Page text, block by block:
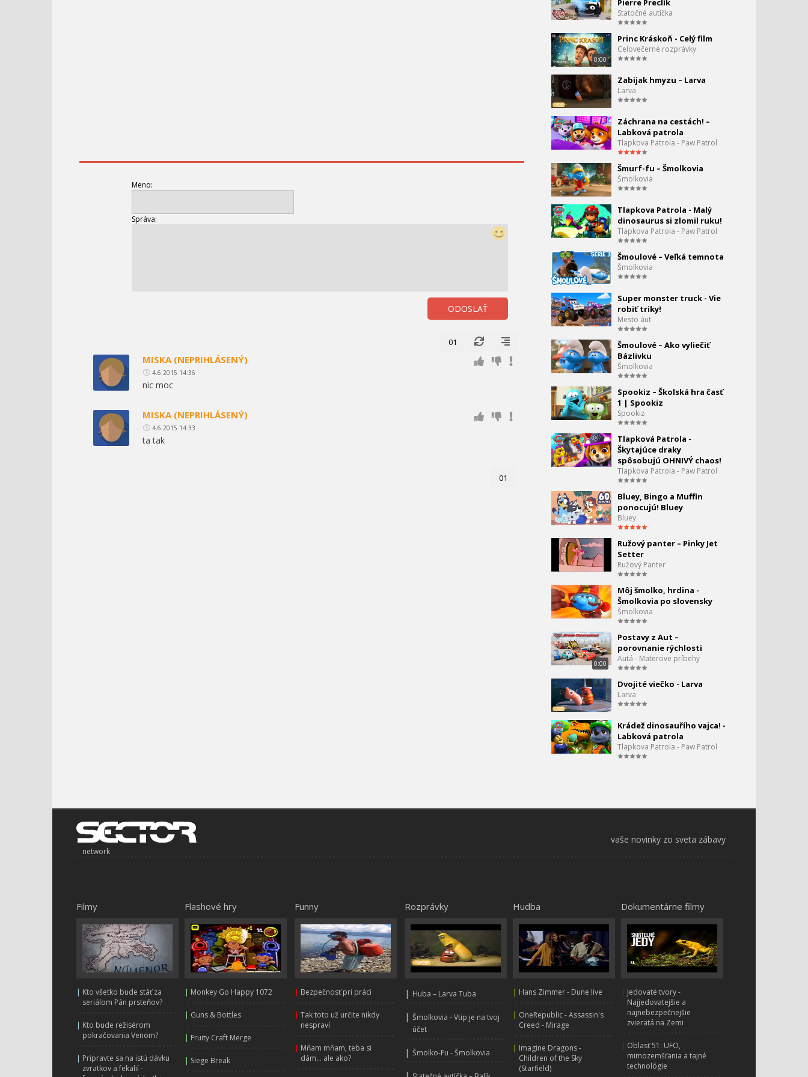
6:21
6:27
Ružový panter - Trubadúr
6:21
108.
6:26
109.
6:24
110.
Ružový panter - Salmon
6:20
111. Ružový panter - The Cob
6:24
112. Ružový panter - da Vinci
6:18
113. Ružový panter - Let
114. Ružový panter - Lopata
6:22
115. Ružový panter - Vyhynutí
6:11
116.
Ružový panter - Put Pink
Put
6:51
117. Ružový panter - Doktor
6:24
Ružový panter - Na love
6:50
119. Ružový panter - Miláčik
6:25
120. Ružový panter - Ťažba
121.
Ružový panter - V
rozprávke
6:28
122. Ružový panter - Mágia
6:51
123. Ružový panter - Diéta
Ružový panter - Sprcha
Ružový panter - 3 hodiny
4 séria
0:00
129. Ružový panter - 30 minút
131.
Ružový panter - Inšpektor
Ružový panter - 35 minút
Meno:
Správa:
ODOSLAŤ
01
MISKA (NEPRIHLÁSENÝ)
4.6.2015 14:36
nic moc
MISKA (NEPRIHLÁSENÝ)
4.6.2015 14:33
ta tak
01
Pierre Preclík
Statočné autíčka
0:00
Princ Kráskoň - Celý film
Celovečerné rozprávky
Zabijak hmyzu – Larva
Larva
Záchrana na cestách! –
Labková patrola
Tlapkova Patrola - Paw Patrol
Šmurf-fu – Šmolkovia
Šmolkovia
Tlapkova Patrola - Malý
dinosaurus si zlomil ruku!
Tlapkova Patrola - Paw Patrol
Šmoulové – Veľká temnota
Šmolkovia
Super monster truck - Vie
robiť triky!
Mesto áut
Šmoulové – Ako vyliečiť
Bázlivku
Šmolkovia
Spookiz – Školská hra časť
1 | Spookiz
Spookiz
Tlapková Patrola -
Škytajúce draky
spôsobujú OHNIVÝ chaos!
Tlapkova Patrola - Paw Patrol
Bluey, Bingo a Muffin
ponocujú! Bluey
Bluey
Ružový panter – Pinky Jet
Setter
Ružový Panter
Môj šmolko, hrdina -
Šmolkovia po slovensky
Šmolkovia
0:00
Postavy z Aut –
porovnanie rýchlosti
Autá - Materove príbehy
Dvojité viečko - Larva
Larva
Krádež dinosauřího vajca! -
Labková patrola
Tlapkova Patrola - Paw Patrol
vaše novinky zo sveta zábavy
network
Filmy
| Kto všetko bude stáť za
seriálom Pán prsteňov?
| Kto bude režisérom
pokračovania Venom?
| Pripravte sa na istú dávku
zvratkov a fekalií -
Flashové hry
| Monkey Go Happy 1072
| Guns & Bottles
| Fruity Craft Merge
| Siege Break
Funny
| Bezpečnosť pri práci
| Tak toto už určite nikdy
nespraví
| Mňam mňam, teba si
dám... ale ako?
Rozprávky
| Huba – Larva Tuba
| Šmolkovia - Vtip je na tvoj
účet
| Šmolko-Fu - Šmolkovia
Hudba
| Hans Zimmer - Dune live
| OneRepublic - Assassin's
Creed - Mirage
| Imagine Dragons -
Children of the Sky
(Starfield)
Dokumentárne filmy
| Jedovaté tvory -
Najjedovatejšie a
najnebezpečnejšie
zvieratá na Zemi
| Oblasť 51: UFO,
mimozemšťania a tajné
technológie